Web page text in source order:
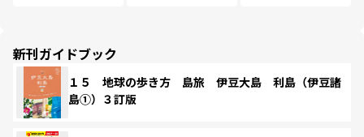
新刊ガイドブック
１５ 地球の歩き方 島旅 伊豆大島 利島（伊豆諸
島①）３訂版